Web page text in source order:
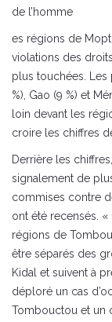
de l’homme
es régions de
violations des
plus touchées.
%), Gao (9 %) et
loin devant les
croire les chiffres
Derrière les
signalement de
commises contre
ont été recensés. «
régions de
être séparés des
Kidal et suivent à
déploré un cas
Tombouctou et un